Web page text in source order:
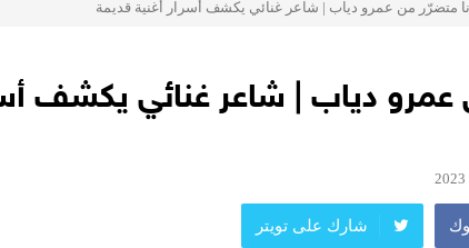
متضرّر من عمرو دياب | شاعر غنائي يكشف أسرار أغنية قديمة
عمرو دياب | شاعر غنائي يكشف
شارك على تويتر